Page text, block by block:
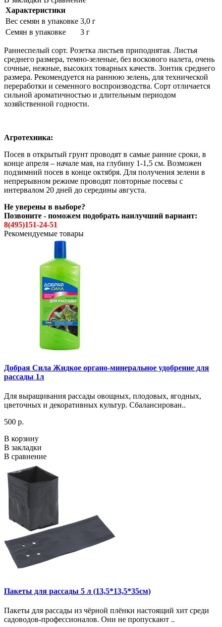
Характеристики
Вес семян в упаковке 3,0 г
Семян в упаковке
3 г
Раннеспелый сорт. Розетка листьев приподнятая. Листья
среднего размера, темно-зеленые, без воскового налета, очень
сочные, нежные, высоких товарных качеств. Зонтик среднего
размера. Рекомендуется на раннюю зелень, для технической
переработки и семенного воспроизводства. Сорт отличается
сильной ароматичностью и длительным периодом
хозяйственной годности.
Агротехника:
Посев в открытый грунт проводят в самые ранние сроки, в
конце апреля – начале мая, на глубину 1-1,5 см. Возможен
подзимний посев в конце октября. Для получения зелени в
непрерывном режиме проводят повторные посевы с
интервалом 20 дней до середины августа.
Не уверены в выборе?
Позвоните - поможем подобрать наилучший вариант:
8(495)151-24-51
Рекомендуемые товары
Добрая Сила Жидкое органо-минеральное удобрение для
рассады 1л
Для выращивания рассады овощных, плодовых, ягодных,
цветочных и декоративных культур. Сбалансирован..
500 р.
В корзину
В закладки
В сравнение
Пакеты для рассады 5 л (13,5*13,5*35см)
Пакеты для рассады из чёрной плёнки настоящий хит среди
садоводов-профессионалов. Они не пропускают ..